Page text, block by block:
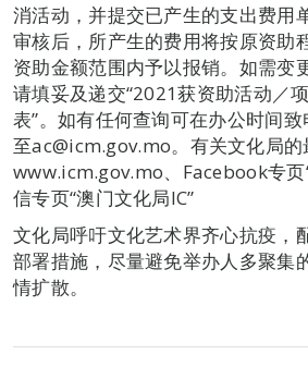
消活动，并提交已产生的支出费用
审核后，所产生的费用将按原资助
资助金额范围内予以报销。如需变
请填妥及递交“2021获资助活动／
表”。如有任何查询可在办公时间
至ac@icm.gov.mo。有关文化局
www.icm.gov.mo、Facebook专页
信专页“澳门文化局IC”
文化局呼吁文化艺术界齐心抗疫，
部署措施，尽量避免举办人多聚集
情扩散。